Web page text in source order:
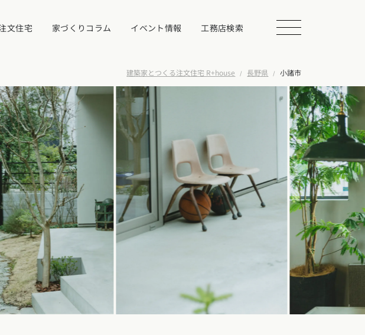
文住宅 家づくりコラム イベント情報 工務店検索
イベント・見学会を探す
カタログ請求する
近くの工務店に相談する
チェックポイントがわかる！
家づくり３つのお役立ちツール
建築家とつくる注文住宅 R+house 長野県 小諸市